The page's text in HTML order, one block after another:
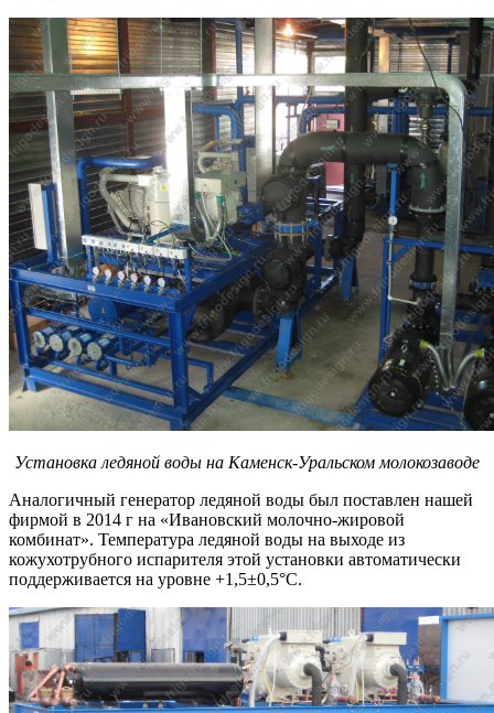
Установка ледяной воды на Каменск-Уральском молокозаводе
Аналогичный генератор ледяной воды был поставлен нашей
фирмой в 2014 г на «Ивановский молочно-жировой
комбинат». Температура ледяной воды на выходе из
кожухотрубного испарителя этой установки автоматически
поддерживается на уровне +1,5±0,5°С.